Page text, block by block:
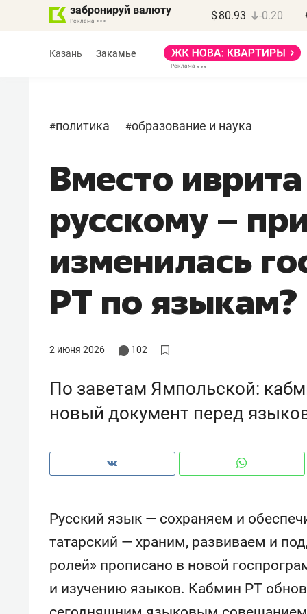
забронируй валюту $ 80.93 -0.20
Казань Закамье
#политика #образование и наука
Вместо
русскому –
изменилась
РТ по языкам?
2 июня 2026 102
По заветам Ямпольской:
новый документ перед
Русский язык — сохраняем и
татарский — храним, развиваем и
ролей» прописано в новой
и изучению языков. Кабмин РТ
Василь Мазитов
МАРТ
«Не зная местных
правил, бизнес может
потерять минимум
Как бизнесу выйти на зарубежные
Падел, фитнес, танцы и даже
ниндзя-зал: как ТРЦ «Франт»
стал Меккой для любителей
когда